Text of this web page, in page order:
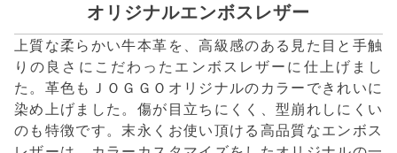
オリジナルエンボスレザー
上質な柔らかい牛本革を、高級感のある見た目と手触
りの良さにこだわったエンボスレザーに仕上げまし
た。革色もＪＯＧＧＯオリジナルのカラーできれいに
染め上げました。傷が目立ちにくく、型崩れしにくい
のも特徴です。末永くお使い頂ける高品質なエンボス